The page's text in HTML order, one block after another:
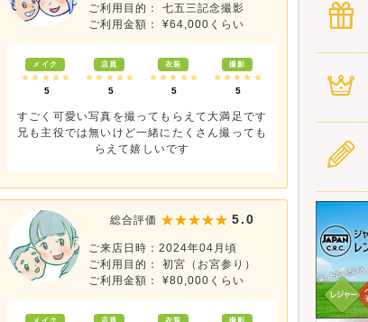
ご利用目的： 七五三記念撮影
ご利用金額： ¥64,000くらい
メイク
★★★★★
5
店員
★★★★★
5
衣装
★★★★★
5
撮影
★★★★★
5
すごく可愛い写真を撮ってもらえて大満足です
兄も主役では無いけど一緒にたくさん撮っても
らえて嬉しいです
総合評価 5.0
ご来店日時：2024年04月頃
ご利用目的： 初宮（お宮参り）
ご利用金額： ¥80,000くらい
メイク 店員 衣装 撮影